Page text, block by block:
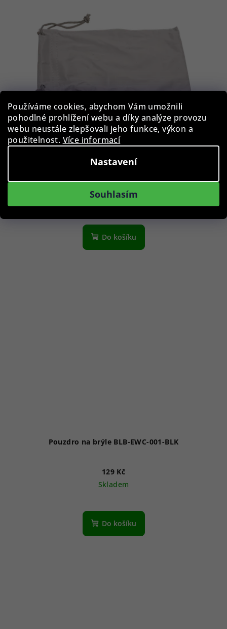
Používáme cookies, abychom Vám umožnili
pohodlné prohlížení webu a díky analýze provozu
webu neustále zlepšovali jeho funkce, výkon a
použitelnost. Více informací
Nastavení
Souhlasím
39 Kč
Skladem
Do košíku
Pouzdro na brýle BLB-EWC-001-BLK
129 Kč
Skladem
Do košíku